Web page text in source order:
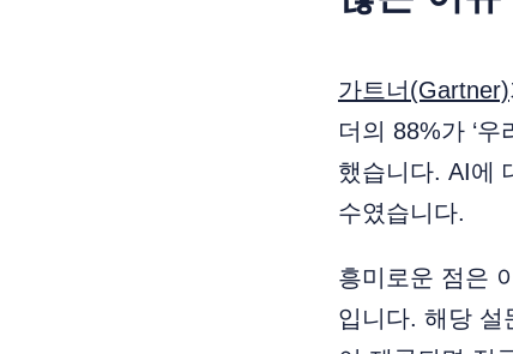
가트너(Gartner)
더의 88%가 ‘
했습니다. AI에
수였습니다.
흥미로운 점은
입니다. 해당 설